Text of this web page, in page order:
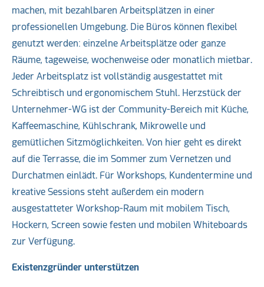
machen, mit bezahlbaren Arbeitsplätzen in einer
professionellen Umgebung. Die Büros können flexibel
genutzt werden: einzelne Arbeitsplätze oder ganze
Räume, tageweise, wochenweise oder monatlich mietbar.
Jeder Arbeitsplatz ist vollständig ausgestattet mit
Schreibtisch und ergonomischem Stuhl. Herzstück der
Unternehmer-WG ist der Community-Bereich mit Küche,
Kaffeemaschine, Kühlschrank, Mikrowelle und
gemütlichen Sitzmöglichkeiten. Von hier geht es direkt
auf die Terrasse, die im Sommer zum Vernetzen und
Durchatmen einlädt. Für Workshops, Kundentermine und
kreative Sessions steht außerdem ein modern
ausgestatteter Workshop-Raum mit mobilem Tisch,
Hockern, Screen sowie festen und mobilen Whiteboards
zur Verfügung.
Existenzgründer unterstützen